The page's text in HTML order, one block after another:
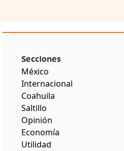
Secciones
México
Internacional
Coahuila
Saltillo
Opinión
Economía
Utilidad